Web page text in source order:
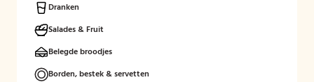
Dranken
Salades & Fruit
Belegde broodjes
Borden, bestek & servetten